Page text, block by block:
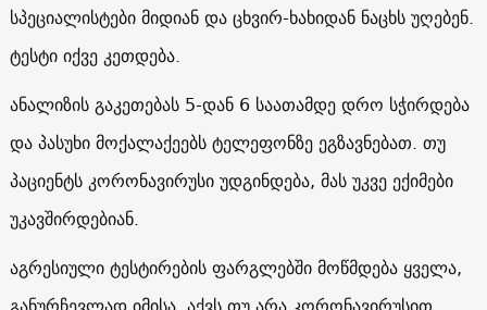
სპეციალისტები მიდიან და ცხვირ-ხახიდან ნაცხს უღებენ.
ტესტი იქვე კეთდება.
ანალიზის გაკეთებას 5-დან 6 საათამდე დრო სჭირდება
და პასუხი მოქალაქეებს ტელეფონზე ეგზავნებათ. თუ
პაციენტს კორონავირუსი უდგინდება, მას უკვე ექიმები
უკავშირდებიან.
აგრესიული ტესტირების ფარგლებში მოწმდება ყველა,